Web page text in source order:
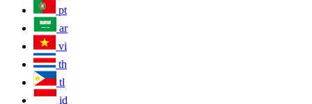
pt
ar
vi
th
tl
id